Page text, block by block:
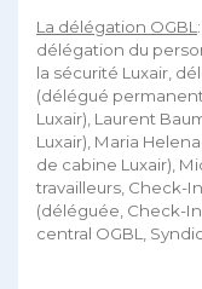
La délégation OGBL
délégation du
la sécurité Luxair,
(délégué
Luxair), Laurent
Luxair), Maria
de cabine Luxair),
travailleurs, Check-
(déléguée, Check-
central OGBL,